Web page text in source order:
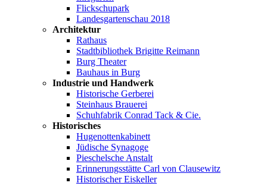
Flickschupark
Landesgartenschau 2018
Architektur
Rathaus
Stadtbibliothek Brigitte Reimann
Burg Theater
Bauhaus in Burg
Industrie und Handwerk
Historische Gerberei
Steinhaus Brauerei
Schuhfabrik Conrad Tack & Cie.
Historisches
Hugenottenkabinett
Jüdische Synagoge
Pieschelsche Anstalt
Erinnerungsstätte Carl von Clausewitz
Historischer Eiskeller